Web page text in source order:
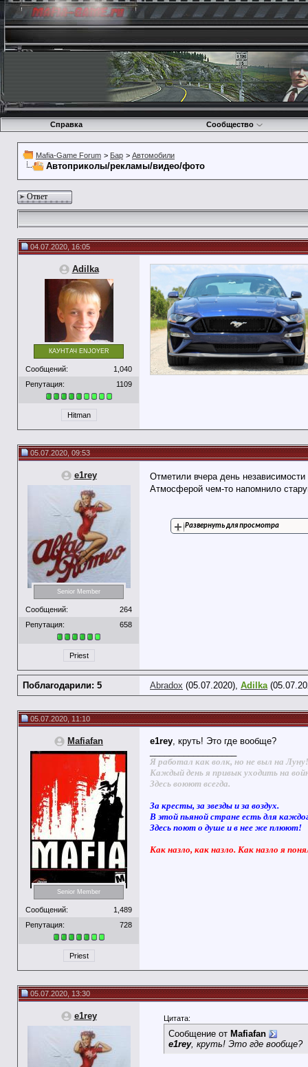
Справка Сообщество
Mafia-Game Forum > Бар > Автомобили
Автоприколы/рекламы/видео/фото
Ответ
04.07.2020, 16:05
Adilka
КАУНТАЧ ENJOYER
Сообщений:
1,040
Репутация:
1109
Hitman
05.07.2020, 09:53
e1rey
Senior Member
Сообщений:
264
Репутация:
658
Priest
Отметили вчера день
Атмосферой чем-то напомнило
Развернуть для просмотра
Поблагодарили: 5 Abradox (05.07.2020), Adilka
05.07.2020, 11:10
Mafiafan
Senior Member
Сообщений:
1,489
Репутация:
728
Priest
e1rey, круть! Это где вообще?
Я работал как волк, но не выл на Луну!
Каждый день я привык уходить на
Здесь воюют всегда.
За кресты, за звезды и за воздух.
В этой пьяной стране есть для
Здесь поют о душе и в нее же плюют!
Как назло, как назло. Как назло я
05.07.2020, 13:30
e1rey Цитата:
Сообщение от Mafiafan
e1rey, круть! Это где вообще?